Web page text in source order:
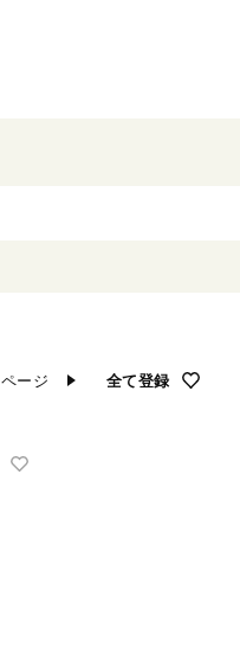
ページ 全て登録